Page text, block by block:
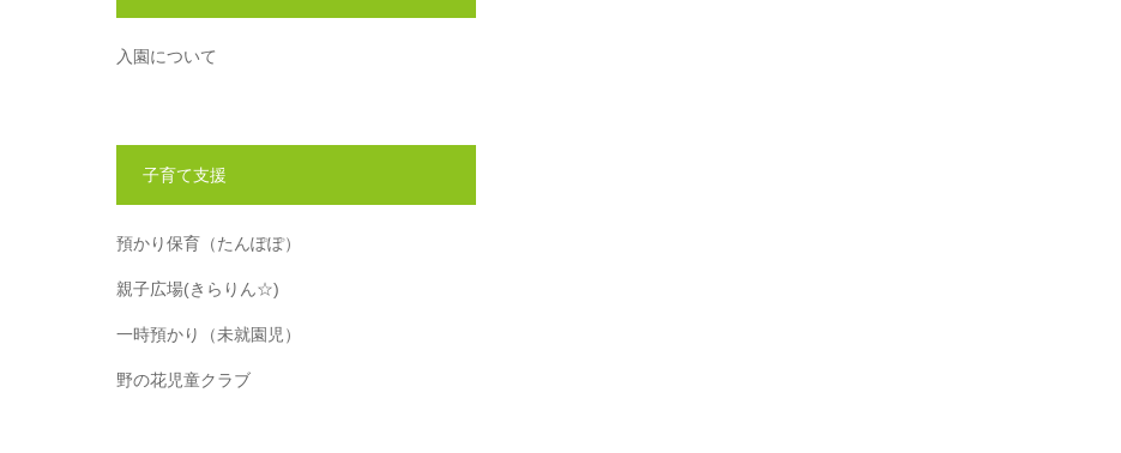
入園について
子育て支援
預かり保育（たんぽぽ）
親子広場(きらりん☆)
一時預かり（未就園児）
野の花児童クラブ